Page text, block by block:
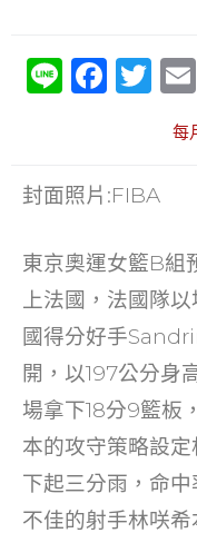
Li F
e
o
o
k
T
itt
er
每
封面照片:FIBA
東京奧運女籃B組
上法國，法國隊
國得分好手
開，以197公分身
場拿下18分9籃板
本的攻守策略設定
下起三分雨，命
不佳的射手林咲希